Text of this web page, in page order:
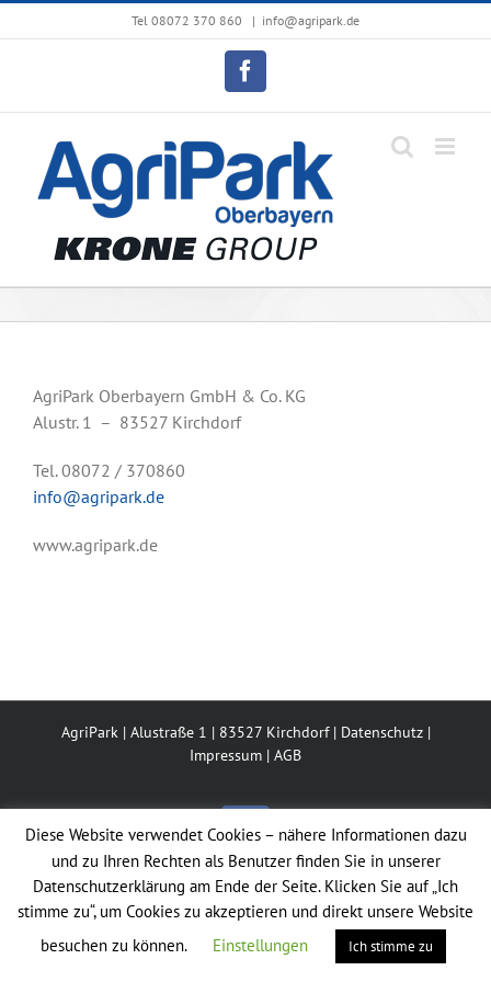
Inhalt
Tel 08072 370 860 | info@agripark.de
Facebook
AgriPark Oberbayern GmbH & Co. KG
Alustr. 1 – 83527 Kirchdorf
Tel. 08072 / 370860
info@agripark.de
www.agripark.de
AgriPark | Alustraße 1 | 83527 Kirchdorf | Datenschutz|
Impressum | AGB
Facebook
Diese Website verwendet Cookies – nähere Informationen dazu
und zu Ihren Rechten als Benutzer finden Sie in unserer
Datenschutzerklärung am Ende der Seite. Klicken Sie auf „Ich
stimme zu“, um Cookies zu akzeptieren und direkt unsere Website
besuchen zu können.
Einstellungen Ich stimme zu